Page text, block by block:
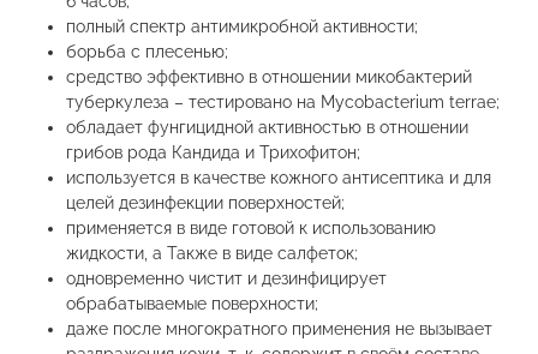
полный спектр антимикробной активности;
борьба с плесенью;
средство эффективно в отношении микобактерий
туберкулеза – тестировано на Mycobacterium terrae;
обладает фунгицидной активностью в отношении
грибов рода Кандида и Трихофитон;
используется в качестве кожного антисептика и для
целей дезинфекции поверхностей;
применяется в виде готовой к использованию
жидкости, а Также в виде салфеток;
одновременно чистит и дезинфицирует
обрабатываемые поверхности;
даже после многократного применения не вызывает